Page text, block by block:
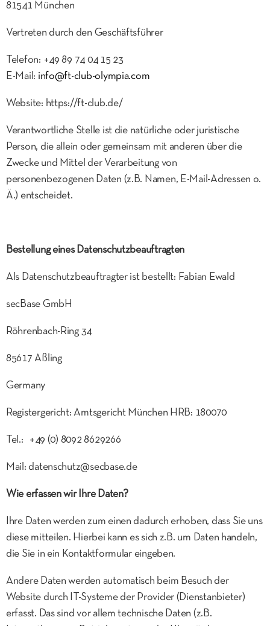
81541 München
Vertreten durch den Geschäftsführer
Telefon: +49 89 74 04 15 23
E-Mail: info@ft-club-olympia.com
Website: https://ft-club.de/
Verantwortliche Stelle ist die natürliche oder juristische
Person, die allein oder gemeinsam mit anderen über die
Zwecke und Mittel der Verarbeitung von
personenbezogenen Daten (z.B. Namen, E-Mail-Adressen o.
Ä.) entscheidet.
Bestellung eines Datenschutzbeauftragten
Als Datenschutzbeauftragter ist bestellt: Fabian Ewald
secBase GmbH
Röhrenbach-Ring 34
85617 Aßling
Germany
Registergericht: Amtsgericht München HRB: 180070
Tel.: +49 (0) 8092 8629266
Mail: datenschutz@secbase.de
Wie erfassen wir Ihre Daten?
Ihre Daten werden zum einen dadurch erhoben, dass Sie uns
diese mitteilen. Hierbei kann es sich z.B. um Daten handeln,
die Sie in ein Kontaktformular eingeben.
Andere Daten werden automatisch beim Besuch der
Website durch IT-Systeme der Provider (Dienstanbieter)
erfasst. Das sind vor allem technische Daten (z.B.